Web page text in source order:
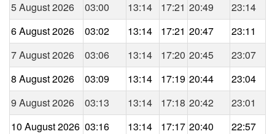
5 August 2026
03:00 13:14 17:21 20:49
23:14
6 August 2026
03:02 13:14 17:21 20:47
23:11
7 August 2026
03:06 13:14 17:20 20:45
23:07
8 August 2026
03:09 13:14 17:19 20:44
23:04
9 August 2026
03:13 13:14 17:18 20:42
23:01
10 August 2026 03:16 13:14 17:17 20:40
22:57